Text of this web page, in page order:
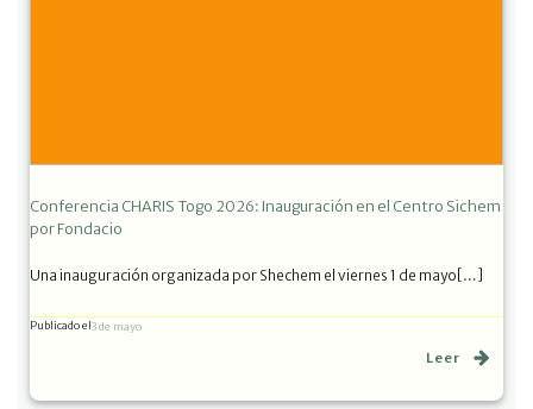
Conferencia CHARIS Togo 2026: Inauguración en el Centro Sichem
por Fondacio
Una inauguración organizada por Shechem el viernes 1 de mayo[…]
Publicado el3 de mayo
Leer